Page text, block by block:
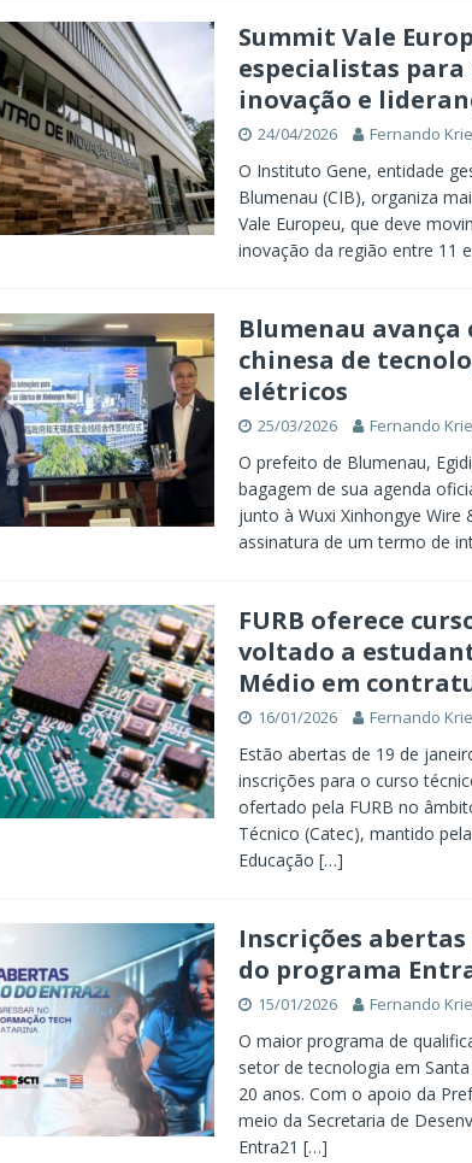
Summit Vale
especialistas
inovação e
24/04/2026 Fernando
O Instituto Gene, entidade
Blumenau (CIB), organiza
Vale Europeu, que deve
inovação da região entre 11
Blumenau avança
chinesa de
elétricos
25/03/2026 Fernando
O prefeito de Blumenau,
bagagem de sua agenda
junto à Wuxi Xinhongye Wire
assinatura de um termo de
FURB oferece
voltado a
Médio em
16/01/2026 Fernando
Estão abertas de 19 de
inscrições para o curso
ofertado pela FURB no
Técnico (Catec), mantido
Educação […]
Inscrições abertas
do programa
15/01/2026 Fernando
O maior programa de
setor de tecnologia em
20 anos. Com o apoio da
meio da Secretaria de
Entra21 […]